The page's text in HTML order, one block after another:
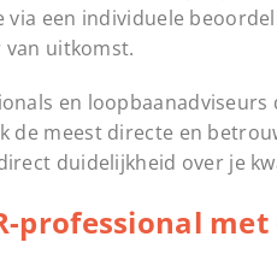
via een individuele
uitkomst.
en
de meest directe en
duidelijkheid over je
professional